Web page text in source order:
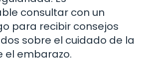
consultar con un
para recibir consejos
sobre el cuidado de la
el embarazo.